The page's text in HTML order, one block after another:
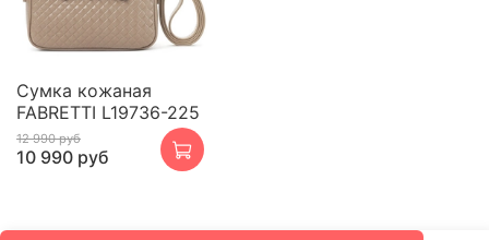
Сумка кожаная
FABRETTI L19736-225
12 990 руб
10 990 руб